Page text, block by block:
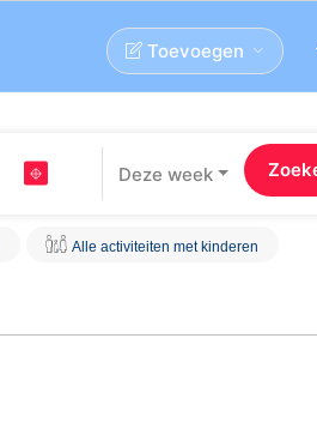
Toevoegen
Deze week
Alle activiteiten met kinderen